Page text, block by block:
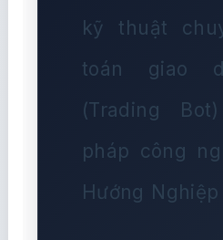
kỹ thuật
toán giao
(Trading
pháp công
Hướng